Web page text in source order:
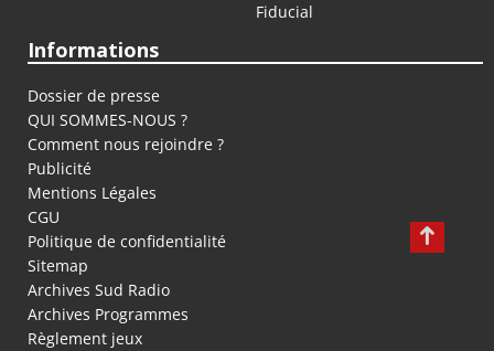
Fiducial
Informations
Dossier de presse
QUI SOMMES-NOUS ?
Comment nous rejoindre ?
Publicité
Mentions Légales
CGU
Politique de confidentialité
Sitemap
Archives Sud Radio
Archives Programmes
Règlement jeux